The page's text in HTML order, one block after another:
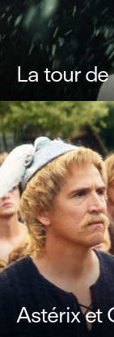
La tour
Astérix et